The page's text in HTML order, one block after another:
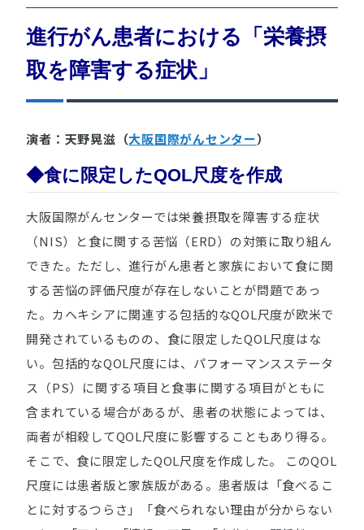
進行がん患者における「栄養摂
取を障害する症状」
演者：天野晃滋（大阪国際がんセンター）
◆食に限定したQOL尺度を作成
大阪国際がんセンターでは栄養摂取を障害する症状
（NIS）と食に関する苦悩（ERD）の対策に取り組ん
できた。ただし、進行がん患者と家族において食に関
する苦悩の評価尺度が存在しないことが問題であっ
た。カヘキシアに関連する包括的なQOL尺度が欧米で
開発されているものの、食に限定したQOL尺度はな
い。包括的なQOL尺度には、パフォーマンスステータ
ス（PS）に関する項目と食事に関する項目がともに
含まれている場合があるが、患者の状態によっては、
両者が相殺してQOL尺度に影響することもあり得る。
そこで、食に限定したQOL尺度を作成した。 このQOL
尺度には患者版と家族版がある。患者版は「食べるこ
とに対するつらさ」「食べられない理由が分からない